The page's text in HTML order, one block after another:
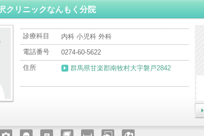
クリニックなんもく分院
診療科目
内科 小児科 外科
電話番号
0274-60-5622
住所
群馬県甘楽郡南牧村大字磐戸2842